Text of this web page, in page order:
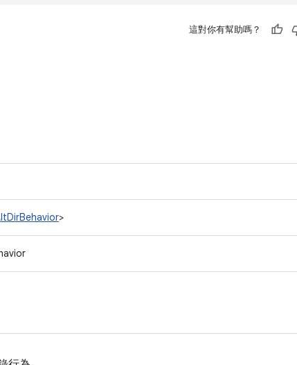
這對你有幫助嗎？
>